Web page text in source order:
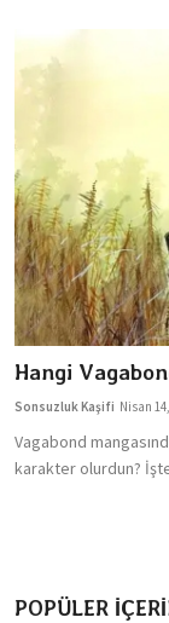
Hangi
Sonsuzluk Kaşifi Nisan
Vagabond
karakter olurdun?
POPÜLER